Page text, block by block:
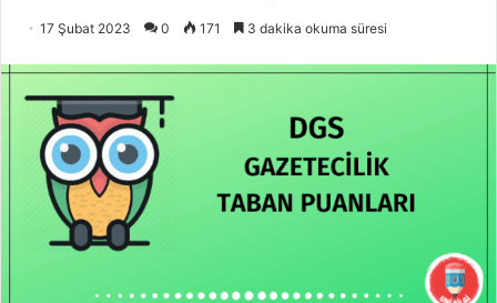
17 Şubat 2023 0 171 3 dakika okuma süresi